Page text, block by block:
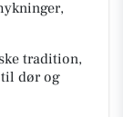
tradition,
dør og